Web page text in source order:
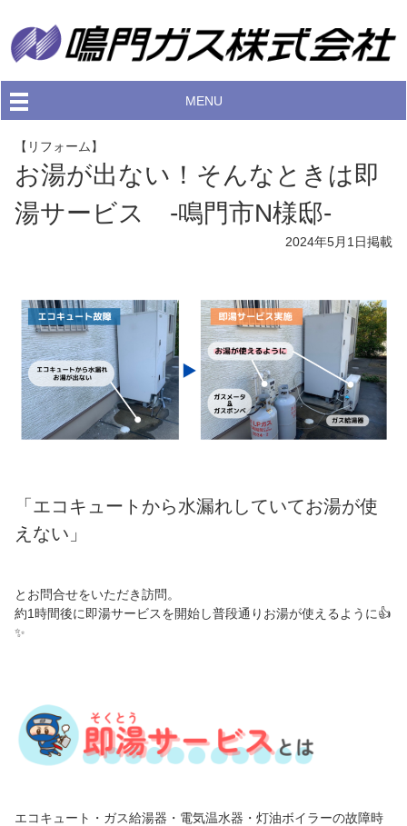
MENU
【リフォーム】
お湯が出ない！そんなときは即
湯サービス -鳴門市N様邸-
2024年5月1日掲載
「エコキュートから水漏れしていてお湯が使
えない」
とお問合せをいただき訪問。
約1時間後に即湯サービスを開始し普段通りお湯が使えるように👍
✨
エコキュート・ガス給湯器・電気温水器・灯油ボイラーの故障時